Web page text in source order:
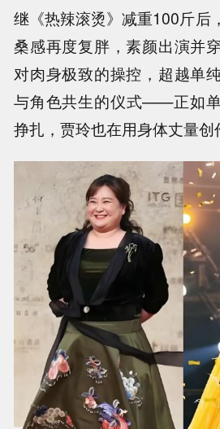
继《热辣滚烫》减重100斤后
桑感再度复胖，素颜出演并
对肉身极致的操控，超越单
与角色共生的仪式——正如
挣扎，贾玲也在用身体丈量创